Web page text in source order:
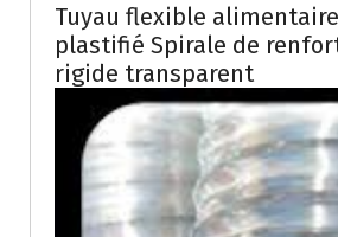
Tuyau flexible alimentaire
plastifié Spirale de
rigide transparent